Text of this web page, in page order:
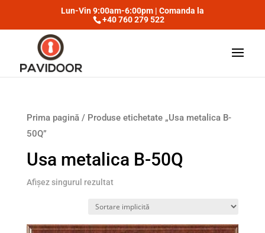
Lun-Vin 9:00am-6:00pm | Comanda la
+40 760 279 522
Prima pagină/ Produse etichetate „Usa metalica B-
50Q”
Usa metalica B-50Q
Afișez singurul rezultat